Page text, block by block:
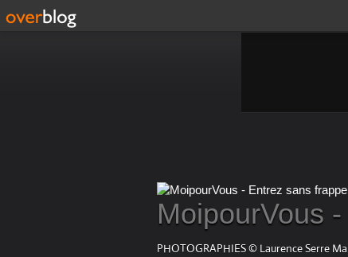
MoipourVous
PHOTOGRAPHIES © Laurence Serre